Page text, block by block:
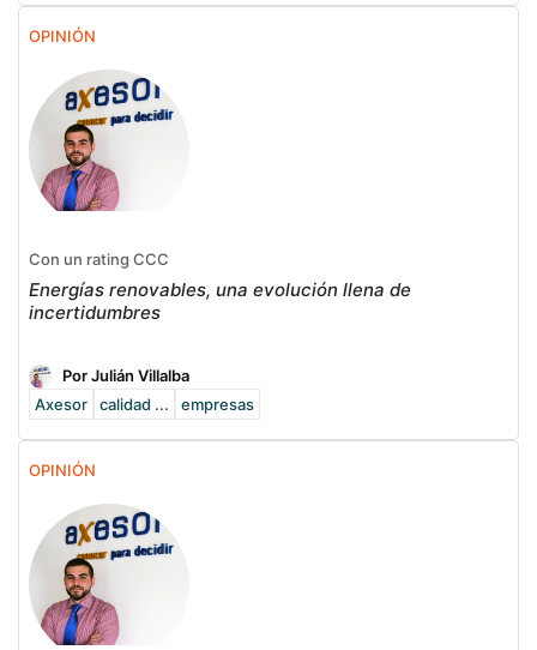
OPINIÓN
Con un rating CCC
Energías renovables, una evolución llena de
incertidumbres
Por Julián Villalba
Axesor
calidad ... empresas
OPINIÓN